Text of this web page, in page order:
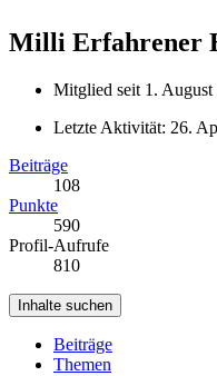
Milli Erfahrener
Mitglied seit 1. August
Letzte Aktivität: 26.
Beiträge
108
Punkte
590
Profil-Aufrufe
810
Inhalte suchen
Beiträge
Themen